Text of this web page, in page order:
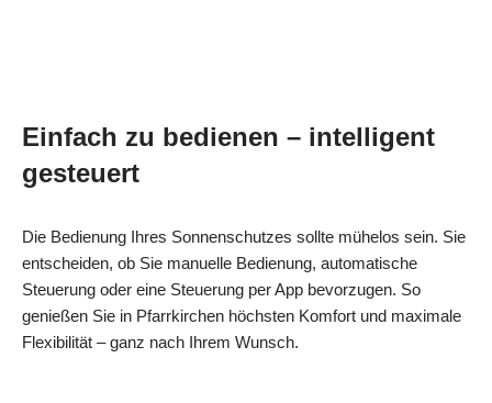
Einfach zu bedienen – intelligent
gesteuert
Die Bedienung Ihres Sonnenschutzes sollte mühelos sein. Sie
entscheiden, ob Sie manuelle Bedienung, automatische
Steuerung oder eine Steuerung per App bevorzugen. So
genießen Sie in Pfarrkirchen höchsten Komfort und maximale
Flexibilität – ganz nach Ihrem Wunsch.